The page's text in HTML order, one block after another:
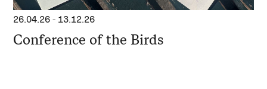
26.04.26 - 13.12.26
Conference of the Birds